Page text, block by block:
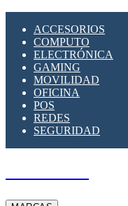
ACCESORIOS
COMPUTO
ELECTRÓNICA
GAMING
MOVILIDAD
OFICINA
POS
REDES
SEGURIDAD